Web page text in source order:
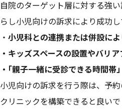
自院のターゲット層に対する強
らし小児向けの訴求により成功
・ 小児科との連携または併設に
・キッズスペースの設置やバリ
・｢親子一緒に受診できる時間
小児向けの訴求を行う際は、予
クリニックを構築できると良い